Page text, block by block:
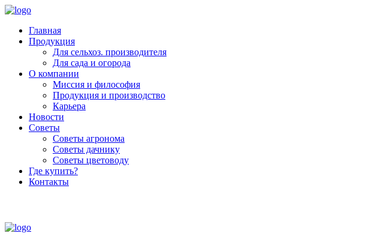
Главная
Продукция
Для сельхоз. производителя
Для сада и огорода
О компании
Миссия и философия
Продукция и производство
Карьера
Новости
Советы
Советы агронома
Советы дачнику
Советы цветоводу
Где купить?
Контакты